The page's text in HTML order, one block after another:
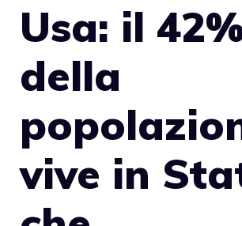
Usa: il
della
vive in